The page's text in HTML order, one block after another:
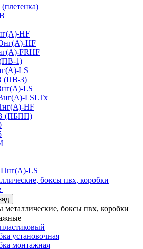
HF
HF
FRHF
1)
LS
(ПВ-3)
LS
LSLTx
HF
(ПБПП)
LS
боксы пвх, коробки
боксы пвх, коробки
установочная
монтажная